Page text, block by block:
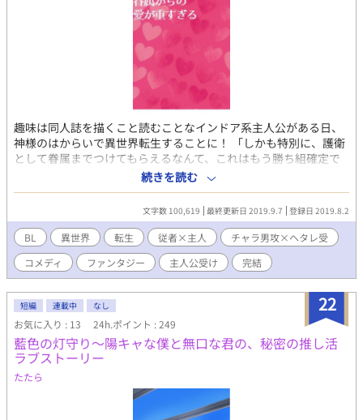
趣味は同人誌を描くこと読むことなインドア系主人公がある日、
神様のはからいで異世界転生することに！ 「しかも特別に、護衛
として眷属までつけてもらえるなんて、これはもう勝ち組確定で
は！？」 しかし喜ぶのも束の間、神様からつけられた眷属は、主
人公が元の世界で描いていた●●男で……！？ 主人公受け 見た目
チャラ男攻→→→ヘタレ主受 従者×主人
続きを読む
文字数 100,619 最終更新日 2019.9.7 登録日 2019.8.2
BL 異世界 転生 従者×主人
チャラ男攻×ヘタレ受
コメディ
ファンタジー 主人公受け 完結
22
短編 連載中 なし
お気に入り : 13 24h.ポイント : 249
藍色の灯守り～陽キャな僕と無口な君の、秘密の推し活
ラブストーリー
たたら